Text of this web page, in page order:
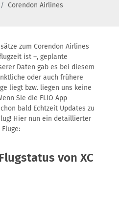
Corendon Airlines
zum Corendon Airlines
ist –, geplante
Daten gab es bei diesem
oder auch frühere
liegt bzw. liegen uns keine
Sie die FLIO App
bald Echtzeit Updates zu
Hier nun ein detaillierter
von XC